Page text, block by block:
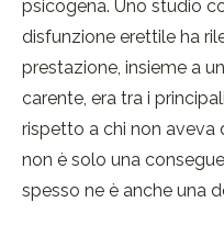
psicogena. Uno studio
disfunzione erettile ha
prestazione, insieme a
carente, era tra i
rispetto a chi non aveva
non è solo una
spesso ne è anche una